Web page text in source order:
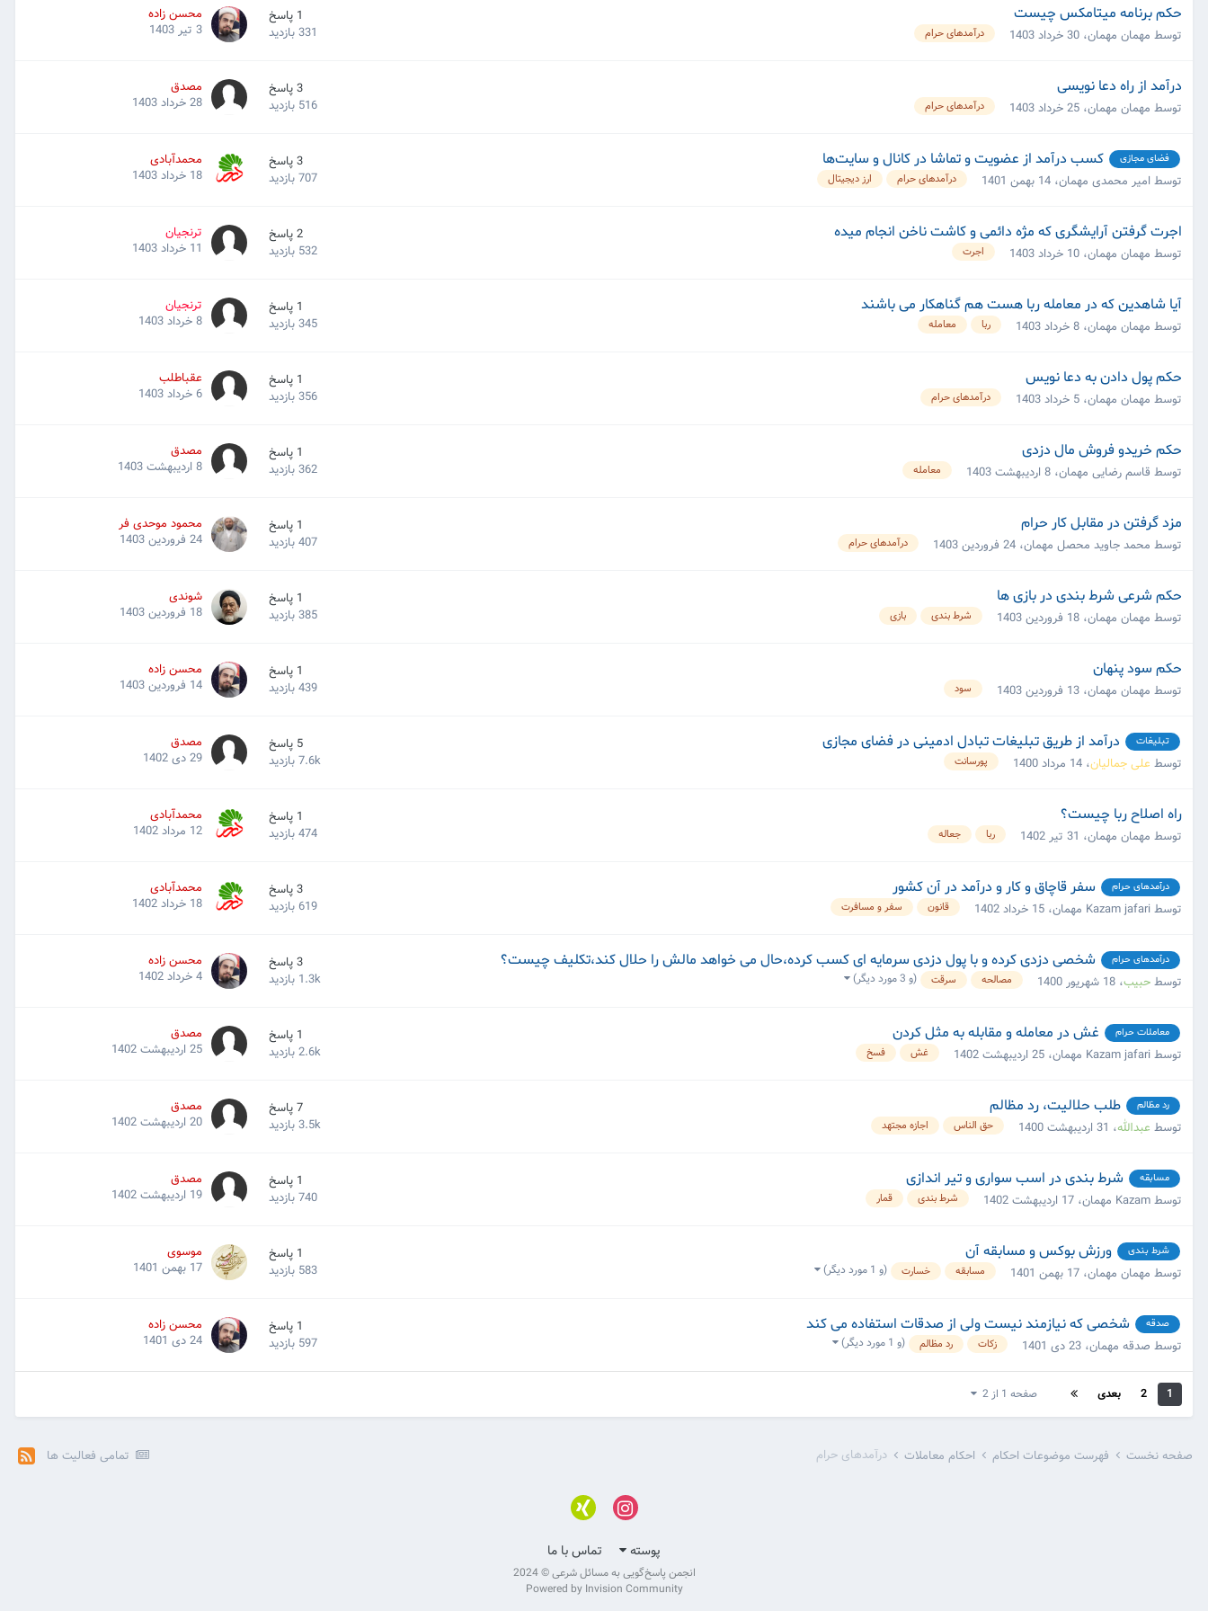
حکم برنامه میتامکس چیست
توسط مهمان مهمان، 30 خرداد 1403 درآمدهای حرام
1 پاسخ
331بازدید
محسن زاده
3 تیر 1403
درآمد از راه دعا نویسی
توسط مهمان مهمان، 25 خرداد 1403 درآمدهای حرام
3پاسخ
516 بازدید
مصدق
28 خرداد 1403
فضای مجازی کسب درآمد از عضویت و تماشا در کانال و سایت‌ها
توسط امیر محمدی مهمان، 14 بهمن 1401 درآمدهای حرام ارز دیجیتال
3پاسخ
707بازدید
محمدآبادی
18 خرداد 1403
اجرت گرفتن آرایشگری که مژه دائمی و کاشت ناخن انجام میده
توسط مهمان مهمان، 10 خرداد 1403 اجرت
2پاسخ
532 بازدید
ترنجیان
11 خرداد 1403
آیا شاهدین که در معامله ربا هست هم گناهکار می باشند
توسط مهمان مهمان، 8 خرداد 1403 ربا معامله
1 پاسخ
345بازدید
ترنجیان
8 خرداد 1403
حکم پول دادن به دعا نویس
توسط مهمان مهمان، 5 خرداد 1403 درآمدهای حرام
1 پاسخ
356بازدید
عقباطلب
6 خرداد 1403
حکم خریدو فروش مال دزدی
توسط قاسم رضایی مهمان، 8 اردیبهشت 1403 معامله
1 پاسخ
362بازدید
مصدق
8 اردیبهشت 1403
مزد گرفتن در مقابل کار حرام
توسط محمد جاوید محصل مهمان، 24 فروردین 1403 درآمدهای حرام
1 پاسخ
407بازدید
محمود موحدی فر
24 فروردین 1403
حکم شرعی شرط بندی در بازی ها
توسط مهمان مهمان، 18 فروردین 1403 شرط بندی بازی
1 پاسخ
385بازدید
شوندی
18 فروردین 1403
حکم سود پنهان
توسط مهمان مهمان، 13 فروردین 1403 سود
1 پاسخ
439بازدید
محسن زاده
14 فروردین 1403
تبلیغات درآمد از طریق تبلیغات تبادل ادمینی در فضای مجازی
توسط علی جمالیان، 14 مرداد 1400 پورسانت
5 پاسخ
7.6kبازدید
مصدق
29 دی 1402
راه اصلاح ربا چیست؟
توسط مهمان مهمان، 31 تیر 1402 ربا جعاله
1 پاسخ
474بازدید
محمدآبادی
12 مرداد 1402
درآمدهای حرام سفر قاچاق و کار و درآمد در آن کشور
توسط Kazam jafari مهمان، 15 خرداد 1402 قانون سفر و مسافرت
3پاسخ
619 بازدید
محمدآبادی
18 خرداد 1402
درآمدهای حرام شخصی دزدی کرده و با پول دزدی سرمایه ای کسب کرده،حال می خواهد مالش را حلال کند،تکلیف چیست؟
توسطحبیب، 18 شهریور 1400 مصالحه سرقت (و 3 مورد دیگر)
3پاسخ
1.3k بازدید
محسن زاده
4 خرداد 1402
معاملات حرام غش در معامله و مقابله به مثل کردن
توسط Kazam jafari مهمان، 25 اردیبهشت 1402 غش فسخ
1 پاسخ
2.6kبازدید
مصدق
25 اردیبهشت 1402
رد مظالم طلب حلالیت، رد مظالم
توسط عبدالله، 31 اردیبهشت 1400 حق الناس اجازه مجتهد
7پاسخ
3.5kبازدید
مصدق
20 اردیبهشت 1402
مسابقه شرط بندی در اسب سواری و تیر اندازی
توسط Kazam مهمان، 17 اردیبهشت 1402 شرط بندی قمار
1 پاسخ
740بازدید
مصدق
19 اردیبهشت 1402
شرط بندی ورزش بوکس و مسابقه آن
توسط مهمان مهمان، 17 بهمن 1401 مسابقه خسارت (و 1 مورد دیگر)
1 پاسخ
583 بازدید
موسوی
17 بهمن 1401
صدقه شخصی که نیازمند نیست ولی از صدقات استفاده می کند
توسط صدقه مهمان، 23 دی 1401 زکات رد مظالم (و 1 مورد دیگر)
1 پاسخ
597 بازدید
محسن زاده
24 دی 1401
1
2 بعدی صفحه 1 از 2
تمامی فعالیت ها صفحه نخست فهرست موضوعات احکام احکام معاملات درآمدهای حرام
پوسته تماس با ما
انجمن پاسخ‌گویی به مسائل شرعی © 2024
Powered by Invision Community